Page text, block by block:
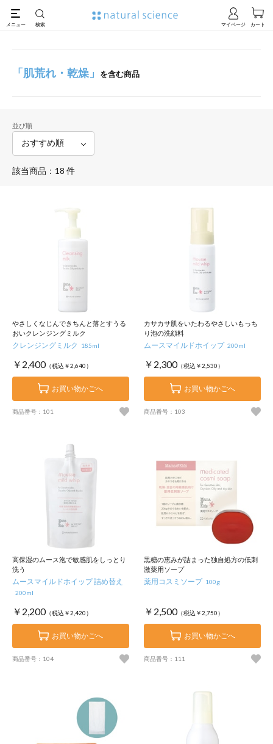
「肌荒れ・乾燥」 を含む商品
並び順
該当商品：18 件
やさしくなじんできちんと落とすうる
おいクレンジングミルク
クレンジングミルク 185ml
￥2,400（税込￥2,640）
お買い物かごへ
商品番号：101
カサカサ肌をいたわるやさしいもっち
り泡の洗顔料
ムースマイルドホイップ 200ml
￥2,300（税込￥2,530）
お買い物かごへ
商品番号：103
高保湿のムース泡で敏感肌をしっとり
洗う
ムースマイルドホイップ 詰め替え
200ml
￥2,200（税込￥2,420）
お買い物かごへ
商品番号：104
黒糖の恵みが詰まった独自処方の低刺
激薬用ソープ
薬用コスミソープ 100g
￥2,500（税込￥2,750）
お買い物かごへ
商品番号：111